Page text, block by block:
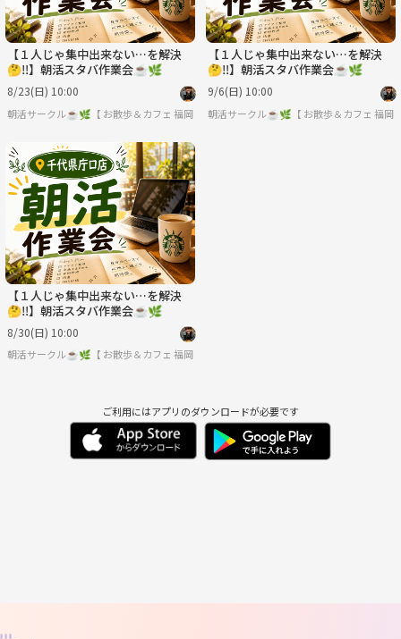
【１人じゃ集中出来ない…を解決
🤔‼️】朝活スタバ作業会☕️🌿
8/23(日) 10:00
朝活サークル☕️🌿【 お散歩＆カフェ作業会 】
福岡
【１人じゃ集中出来ない…を解決
🤔‼️】朝活スタバ作業会☕️🌿
9/6(日) 10:00
朝活サークル☕️🌿【 お散歩＆カフェ作業
福岡
【１人じゃ集中出来ない…を解決
🤔‼️】朝活スタバ作業会☕️🌿
8/30(日) 10:00
朝活サークル☕️🌿【 お散歩＆カフェ作業会 】
福岡
ご利用にはアプリのダウンロードが必要です